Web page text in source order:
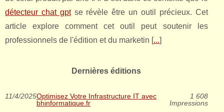
détecteur chat gptse révèle être un outil précieux. Cet
article explore comment cet outil peut soutenir les
professionnels de l'édition et du marketin [...]
Dernières éditions
11/4/2025Optimisez Votre Infrastructure IT avec
bhinformatique.fr
1 608
Impressions